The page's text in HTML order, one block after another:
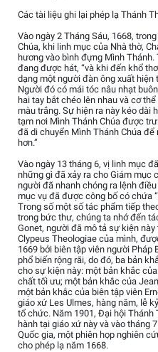
Các tài liệu ghi lại phép lạ Thánh
Vào ngày 2 Tháng Sáu, 1668,
Chúa, khi linh mục của Nhà thờ,
hương vào bình đựng Mình
đang được hát, “và khi đến khổ
dạng một người đàn ông xuất hiện
Người đó có mái tóc nâu nhạt
hai tay bắt chéo lên nhau và cơ
màu trắng. Sự hiện ra này kéo dài
tạm nơi Mình Thánh Chúa được
đã di chuyển Mình Thánh Chúa
hơn.”
Vào ngày 13 tháng 6, vị linh mục
những gì đã xảy ra cho Giám mục
người đã nhanh chóng ra lệnh
mục vụ đã được công bố có chứa
Trong số một số tác phẩm tiếp
trong bức thư, chúng ta nhớ đến
Gonet, người đã mô tả sự kiện
Clypeus Theologiae của mình,
1669 bởi biên tập viên người
phổ biến rộng rãi, do đó, ba bản
cho sự kiện này: một bản khắc
chất tối ưu; một bản khắc của
một bản khắc của biên tập viên
giáo xứ Les Ulmes, hàng năm, lễ
tổ chức. Năm 1901, Đại hội
hành tại giáo xứ này và vào tháng
Quốc gia, một phiên họp nghiên
cho phép lạ năm 1668.